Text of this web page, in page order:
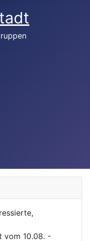
vom 10.08. -